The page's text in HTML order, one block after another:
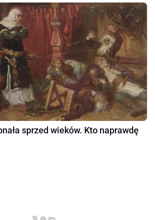
sprzed wieków. Kto naprawdę